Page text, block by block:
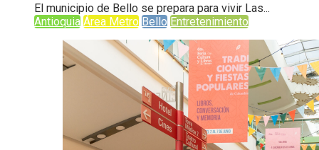
El municipio de Bello se prepara para vivir Las...
Antioquia Área Metro Bello Entretenimiento